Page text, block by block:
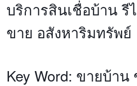
บริการสินเชื่อบ้าน
ขาย อสังหาริมทรัพย์
Key Word: ขายบ้า